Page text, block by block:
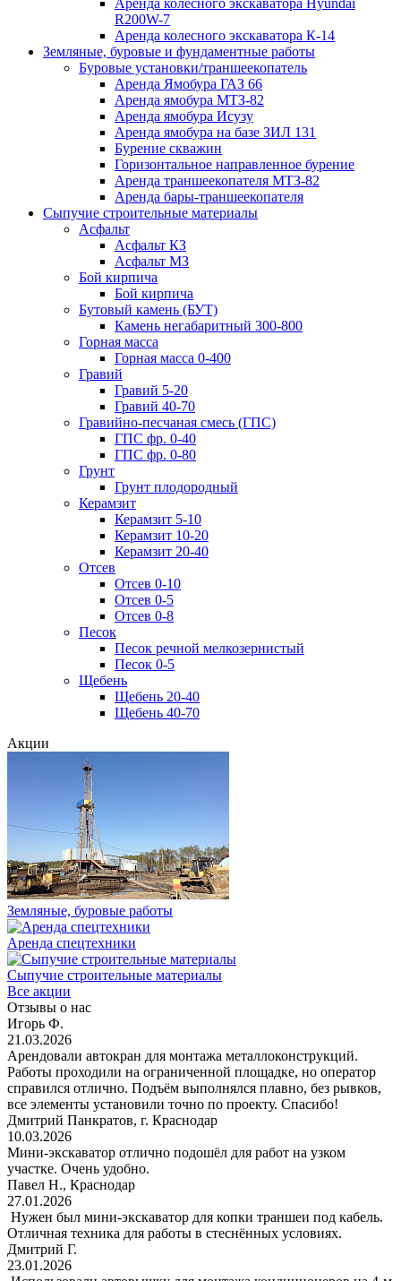
Аренда колесного экскаватора Hyundai
R200W-7
Аренда колесного экскаватора К-14
Земляные, буровые и фундаментные работы
Буровые установки/траншеекопатель
Аренда Ямобура ГАЗ 66
Аренда ямобура МТЗ-82
Аренда ямобура Исузу
Аренда ямобура на базе ЗИЛ 131
Бурение скважин
Горизонтальное направленное бурение
Аренда траншеекопателя МТЗ-82
Аренда бары-траншеекопателя
Сыпучие строительные материалы
Асфальт
Асфальт КЗ
Асфальт МЗ
Бой кирпича
Бой кирпича
Бутовый камень (БУТ)
Камень негабаритный 300-800
Горная масса
Горная масса 0-400
Гравий
Гравий 5-20
Гравий 40-70
Гравийно-песчаная смесь (ГПС)
ГПС фр. 0-40
ГПС фр. 0-80
Грунт
Грунт плодородный
Керамзит
Керамзит 5-10
Керамзит 10-20
Керамзит 20-40
Отсев
Отсев 0-10
Отсев 0-5
Отсев 0-8
Песок
Песок речной мелкозернистый
Песок 0-5
Щебень
Щебень 20-40
Щебень 40-70
Акции
Земляные, буровые работы
Аренда спецтехники
Сыпучие строительные материалы
Все акции
Отзывы о нас
Игорь Ф.
21.03.2026
Арендовали автокран для монтажа металлоконструкций.
Работы проходили на ограниченной площадке, но оператор
справился отлично. Подъём выполнялся плавно, без рывков,
все элементы установили точно по проекту. Спасибо!
Дмитрий Панкратов, г. Краснодар
10.03.2026
Мини-экскаватор отлично подошёл для работ на узком
участке. Очень удобно.
Павел Н., Краснодар
27.01.2026
Нужен был мини-экскаватор для копки траншеи под кабель.
Отличная техника для работы в стеснённых условиях.
Дмитрий Г.
23.01.2026